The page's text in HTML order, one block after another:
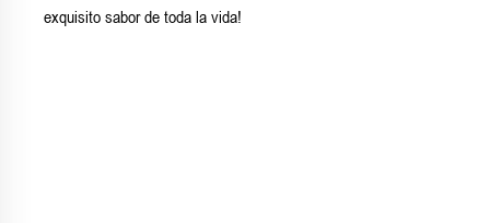
exquisito sabor de toda la vida!